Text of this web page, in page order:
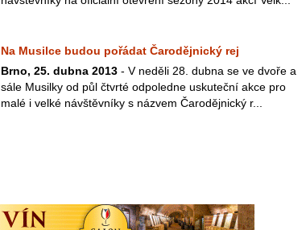
Na Musilce budou pořádat Čarodějnický rej
Brno, 25. dubna 2013 - V neděli 28. dubna se ve dvoře a
sále Musilky od půl čtvrté odpoledne uskuteční akce pro
malé i velké návštěvníky s názvem Čarodějnický r...